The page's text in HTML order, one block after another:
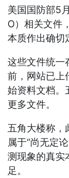
美国国防部5
O）相关文件
本质作出确切
这些文件统一
前，网站已上
始资料文档。
更多文件。
五角大楼称，
属于“尚无定
测现象的真实
足。